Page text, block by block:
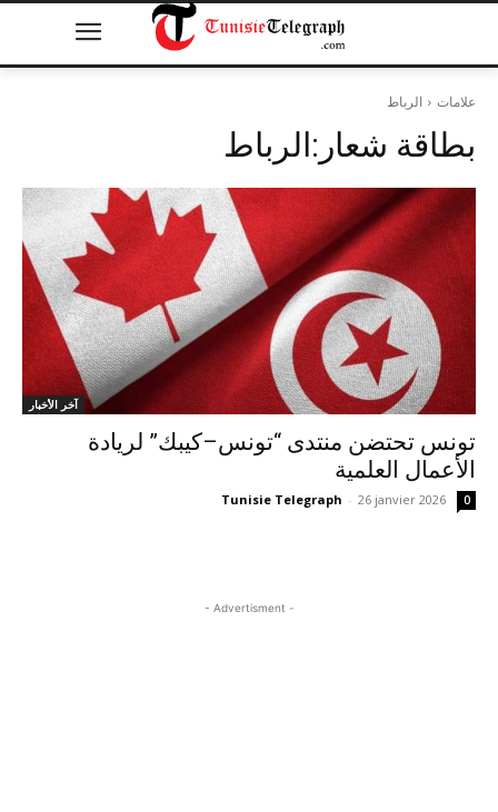
علامات الرباط
بطاقة شعار:الرباط
آخر الأخبار
تونس تحتضن منتدى “تونس–كيبك” لريادة
الأعمال العلمية
Tunisie Telegraph - 26 janvier 2026 0
- Advertisment -